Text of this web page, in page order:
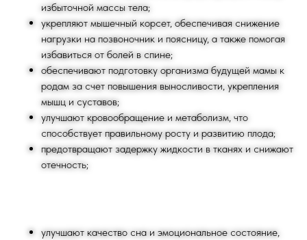
избыточной массы тела;
укрепляют мышечный корсет, обеспечивая снижение
нагрузки на позвоночник и поясницу, а также помогая
избавиться от болей в спине;
обеспечивают подготовку организма будущей мамы к
родам за счет повышения выносливости, укрепления
мышц и суставов;
улучшают кровообращение и метаболизм, что
способствует правильному росту и развитию плода;
предотвращают задержку жидкости в тканях и снижают
отечность;
улучшают качество сна и эмоциональное состояние,